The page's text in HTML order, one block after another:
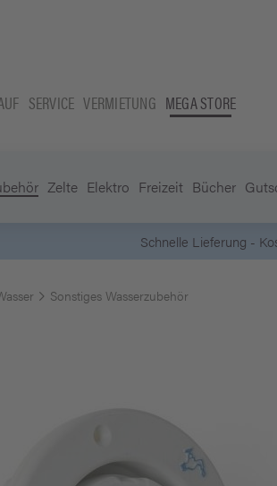
SERVICE VERMIETUNG MEGA STORE
Zelte Elektro Freizeit Bücher
Schnelle Lieferung -
Sonstiges Wasserzubehör